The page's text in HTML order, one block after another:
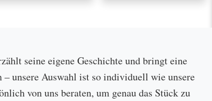
seine eigene Geschichte und bringt eine
unsere Auswahl ist so individuell wie unsere
von uns beraten, um genau das Stück zu